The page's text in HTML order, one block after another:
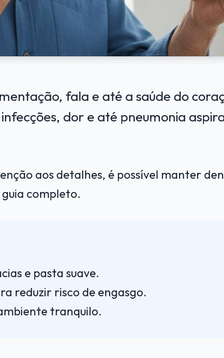
fala e até a saúde do
dor e até pneumonia
aos detalhes, é possível manter
completo.
e pasta suave.
reduzir risco de engasgo.
tranquilo.